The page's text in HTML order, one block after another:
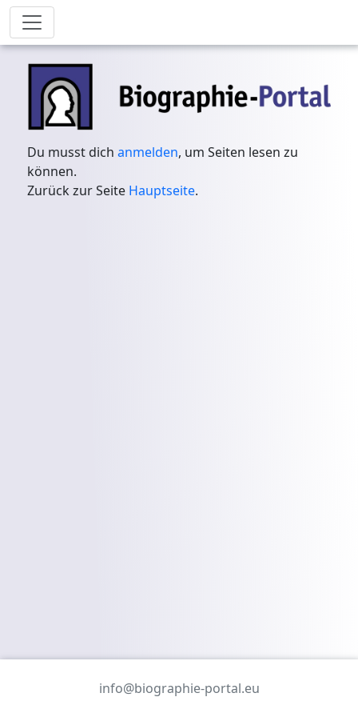
Du musst dichanmelden, um Seiten lesen zu
können.
Zurück zur Seite Hauptseite.
info@biographie-portal.eu